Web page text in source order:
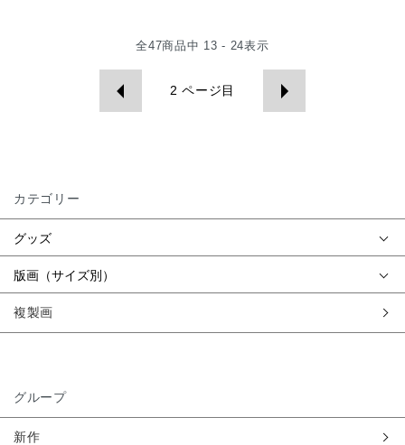
全47商品中 13 - 24表示
2ページ目
カテゴリー
グッズ
版画（サイズ別）
複製画
グループ
新作